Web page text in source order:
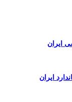
ایران
ایران